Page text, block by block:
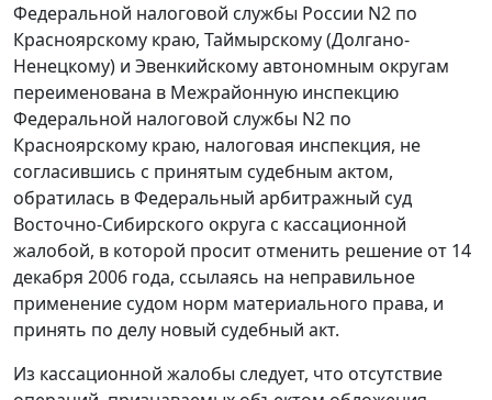
Федеральной налоговой службы России N2 по
Красноярскому краю, Таймырскому (Долгано-
Ненецкому) и Эвенкийскому автономным округам
переименована в Межрайонную инспекцию
Федеральной налоговой службы N2 по
Красноярскому краю, налоговая инспекция, не
согласившись с принятым судебным актом,
обратилась в Федеральный арбитражный суд
Восточно-Сибирского округа с кассационной
жалобой, в которой просит отменить решение от 14
декабря 2006 года, ссылаясь на неправильное
применение судом норм материального права, и
принять по делу новый судебный акт.
Из кассационной жалобы следует, что отсутствие